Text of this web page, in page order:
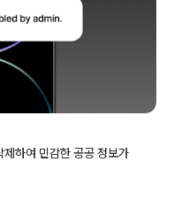
하여 민감한 공공 정보가